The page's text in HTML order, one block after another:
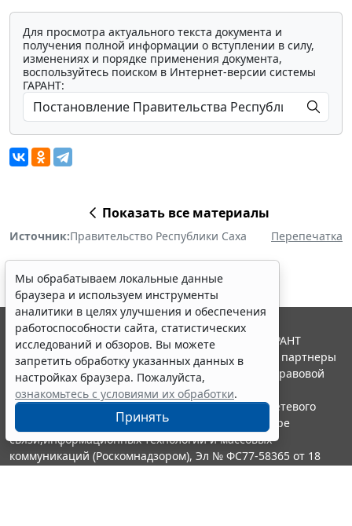
Для просмотра актуального текста документа и
получения полной информации о вступлении в силу,
изменениях и порядке применения документа,
воспользуйтесь поиском в Интернет-версии системы
ГАРАНТ:
Показать все материалы
Источник:Правительство Республики Саха Перепечатка
Мы обрабатываем локальные данные
браузера и используем инструменты
аналитики в целях улучшения и обеспечения
работоспособности сайта, статистических
исследований и обзоров. Вы можете
запретить обработку указанных данных в
настройках браузера. Пожалуйста,
ознакомьтесь с условиями их обработки.
Принять
© ООО "НПП "ГАРАНТ-СЕРВИС", 2026. Система ГАРАНТ
выпускается с 1990 года. Компания "Гарант" и ее партнеры
являются участниками Российской ассоциации правовой
информации ГАРАНТ.
Портал ГАРАНТ.РУ зарегистрирован в качестве сетевого
издания Федеральной службой по надзору в сфере
связи,информационных технологий и массовых
коммуникаций (Роскомнадзором), Эл № ФС77-58365 от 18